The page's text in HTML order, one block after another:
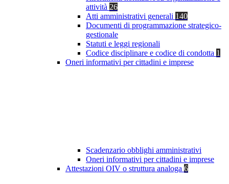
attività 26
Atti amministrativi generali 140
Documenti di programmazione strategico-
gestionale
Statuti e leggi regionali
Codice disciplinare e codice di condotta 1
Oneri informativi per cittadini e imprese
Scadenzario obblighi amministrativi
Oneri informativi per cittadini e imprese
Attestazioni OIV o struttura analoga 6